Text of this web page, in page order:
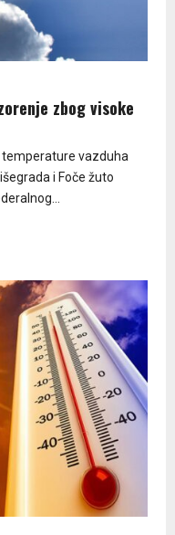
zbog visoke
temperature vazduha
i Foče žuto